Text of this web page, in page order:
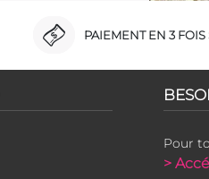
PAIEMENT EN 3 FOIS
Pour
>